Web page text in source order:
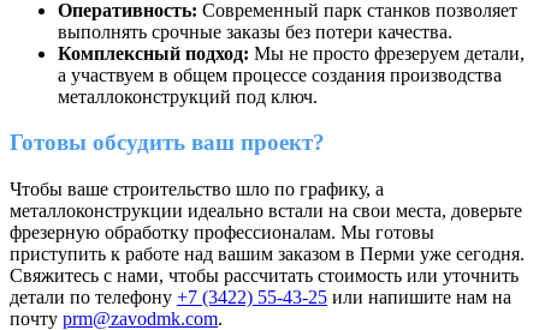
Оперативность: Современный парк станков позволяет
выполнять срочные заказы без потери качества.
Комплексный подход: Мы не просто фрезеруем детали,
а участвуем в общем процессе создания производства
металлоконструкций под ключ.
Готовы обсудить ваш проект?
Чтобы ваше строительство шло по графику, а
металлоконструкции идеально встали на свои места, доверьте
фрезерную обработку профессионалам. Мы готовы
приступить к работе над вашим заказом в Перми уже сегодня.
Свяжитесь с нами, чтобы рассчитать стоимость или уточнить
детали по телефону +7 (3422) 55-43-25 или напишите нам на
почту prm@zavodmk.com.